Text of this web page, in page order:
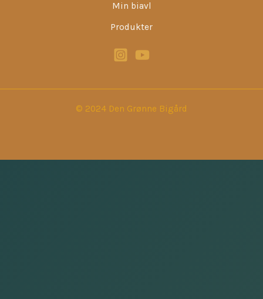
Min biavl
Produkter
© 2024 Den Grønne Bigård